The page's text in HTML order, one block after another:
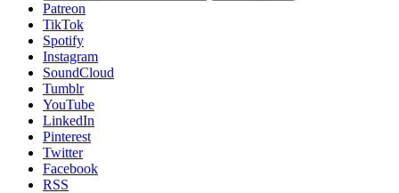
Patreon
TikTok
Spotify
Instagram
SoundCloud
Tumblr
YouTube
LinkedIn
Pinterest
Twitter
Facebook
RSS